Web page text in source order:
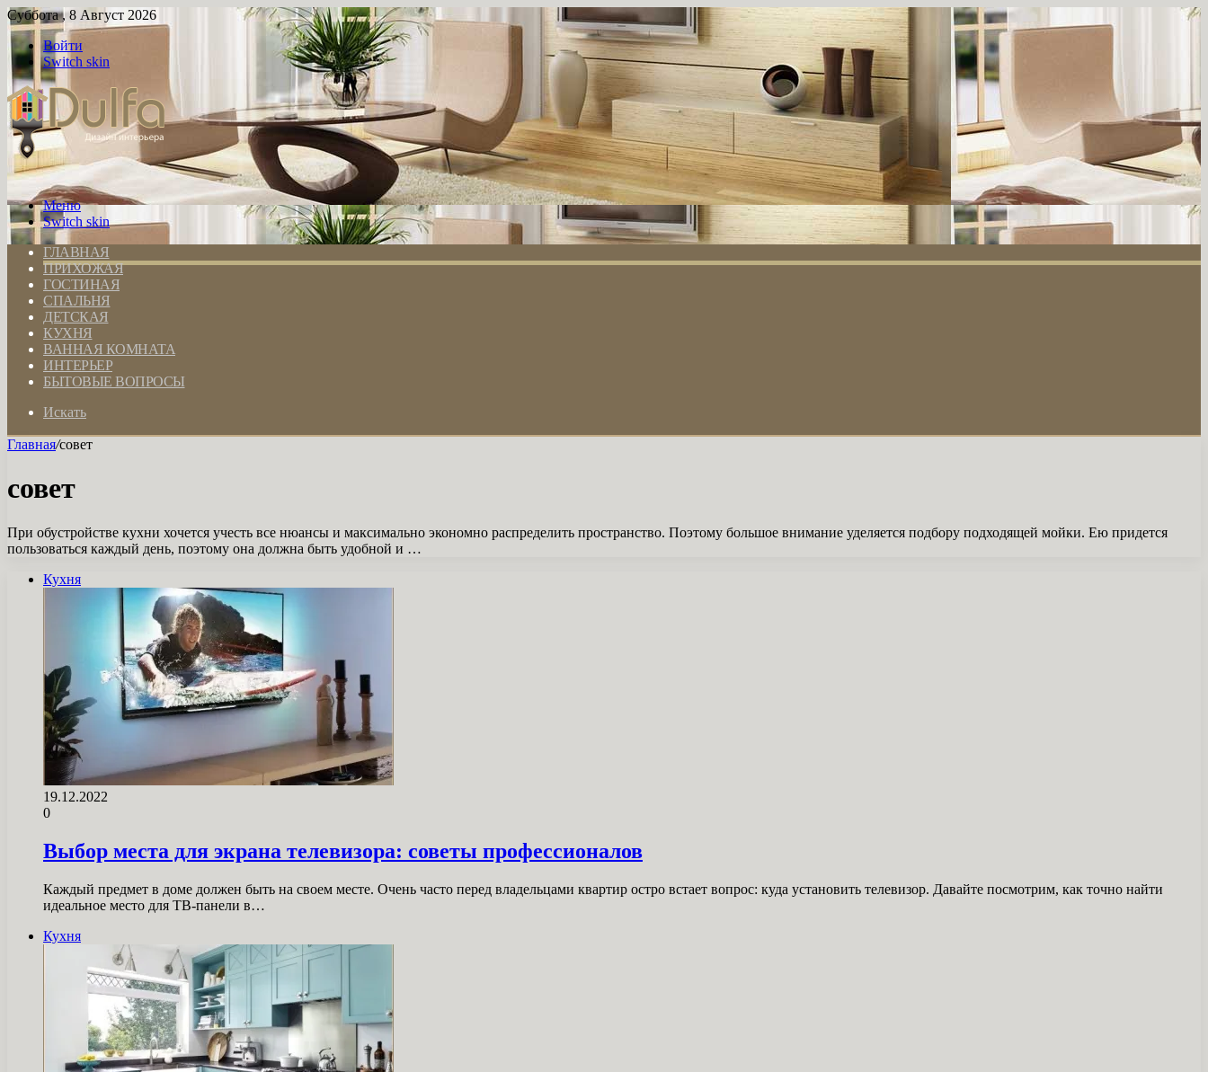
Суббота , 8 Август 2026
Войти
Switch skin
Меню
Switch skin
ГЛАВНАЯ
ПРИХОЖАЯ
ГОСТИНАЯ
СПАЛЬНЯ
ДЕТСКАЯ
КУХНЯ
ВАННАЯ КОМНАТА
ИНТЕРЬЕР
БЫТОВЫЕ ВОПРОСЫ
Искать
Главная/совет
совет
При обустройстве кухни хочется учесть все нюансы и максимально экономно распределить пространство. Поэтому большое внимание уделяется подбору подходящей мойки. Ею придется
пользоваться каждый день, поэтому она должна быть удобной и …
Кухня
19.12.2022
0
Выбор места для экрана телевизора: советы профессионалов
Каждый предмет в доме должен быть на своем месте. Очень часто перед владельцами квартир остро встает вопрос: куда установить телевизор. Давайте посмотрим, как точно найти
идеальное место для ТВ-панели в…
Кухня